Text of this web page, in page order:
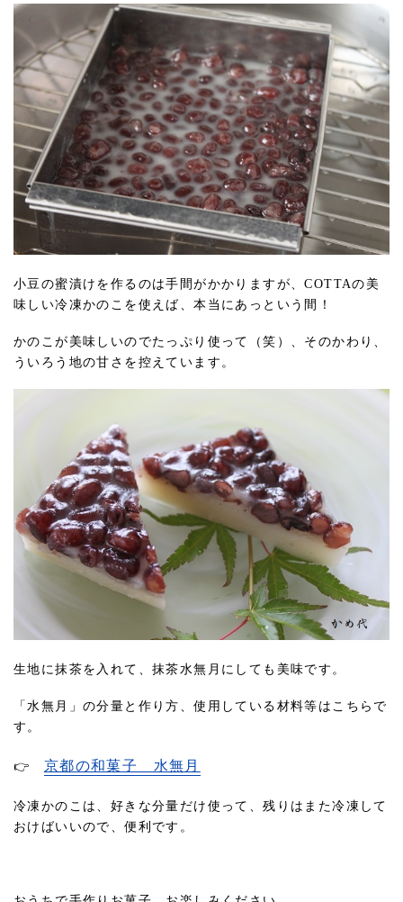
小豆の蜜漬けを作るのは手間がかかりますが、COTTAの美
味しい冷凍かのこを使えば、本当にあっという間！
かのこが美味しいのでたっぷり使って（笑）、そのかわり、
ういろう地の甘さを控えています。
生地に抹茶を入れて、抹茶水無月にしても美味です。
「水無月」の分量と作り方、使用している材料等はこちらで
す。
👉 京都の和菓子 水無月
冷凍かのこは、好きな分量だけ使って、残りはまた冷凍して
おけばいいので、便利です。